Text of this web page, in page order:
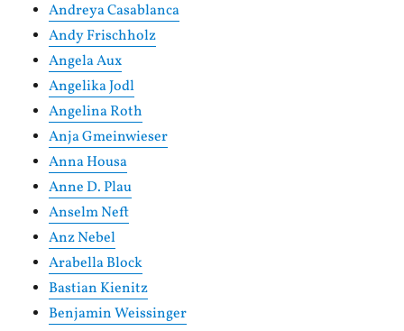
Andreya Casablanca
Andy Frischholz
Angela Aux
Angelika Jodl
Angelina Roth
Anja Gmeinwieser
Anna Housa
Anne D. Plau
Anselm Neft
Anz Nebel
Arabella Block
Bastian Kienitz
Benjamin Weissinger